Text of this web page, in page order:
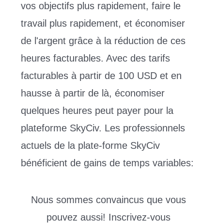
vos objectifs plus rapidement, faire le
travail plus rapidement, et économiser
de l'argent grâce à la réduction de ces
heures facturables. Avec des tarifs
facturables à partir de 100 USD et en
hausse à partir de là, économiser
quelques heures peut payer pour la
plateforme SkyCiv. Les professionnels
actuels de la plate-forme SkyCiv
bénéficient de gains de temps variables:
Nous sommes convaincus que vous
pouvez aussi! Inscrivez-vous